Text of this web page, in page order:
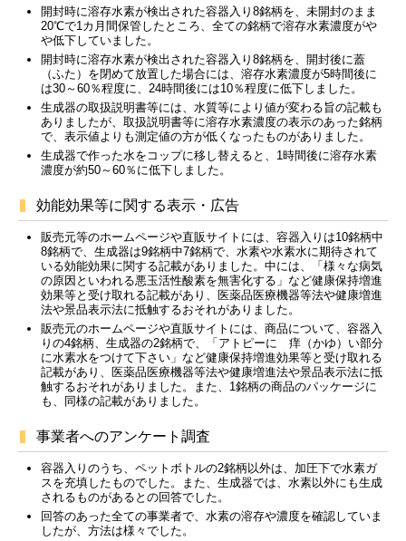
開封時に溶存水素が検出された容器入り8銘柄を、未開封のまま
20℃で1カ月間保管したところ、全ての銘柄で溶存水素濃度がや
や低下していました。
開封時に溶存水素が検出された容器入り8銘柄を、開封後に蓋
（ふた）を閉めて放置した場合には、溶存水素濃度が5時間後に
は30～60％程度に、24時間後には10％程度に低下しました。
生成器の取扱説明書等には、水質等により値が変わる旨の記載も
ありましたが、取扱説明書等に溶存水素濃度の表示のあった銘柄
で、表示値よりも測定値の方が低くなったものがありました。
生成器で作った水をコップに移し替えると、1時間後に溶存水素
濃度が約50～60％に低下しました。
効能効果等に関する表示・広告
販売元等のホームページや直販サイトには、容器入りは10銘柄中
8銘柄で、生成器は9銘柄中7銘柄で、水素や水素水に期待されて
いる効能効果に関する記載がありました。中には、「様々な病気
の原因といわれる悪玉活性酸素を無害化する」など健康保持増進
効果等と受け取れる記載があり、医薬品医療機器等法や健康増進
法や景品表示法に抵触するおそれがありました。
販売元のホームページや直販サイトには、商品について、容器入
りの4銘柄、生成器の2銘柄で、「アトピーに 痒（かゆ）い部分
に水素水をつけて下さい」など健康保持増進効果等と受け取れる
記載があり、医薬品医療機器等法や健康増進法や景品表示法に抵
触するおそれがありました。また、1銘柄の商品のパッケージに
も、同様の記載がありました。
事業者へのアンケート調査
容器入りのうち、ペットボトルの2銘柄以外は、加圧下で水素ガ
スを充填したものでした。また、生成器では、水素以外にも生成
されるものがあるとの回答でした。
回答のあった全ての事業者で、水素の溶存や濃度を確認していま
したが、方法は様々でした。